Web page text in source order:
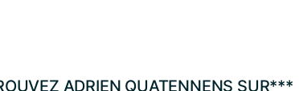
ADRIEN QUATENNENS SUR***